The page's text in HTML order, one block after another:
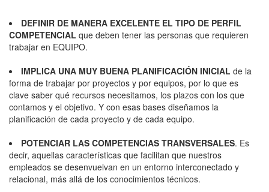
DEFINIR DE MANERA EXCELENTE EL TIPO DE PERFIL
COMPETENCIAL que deben tener las personas que requieren
trabajar en EQUIPO.
IMPLICA UNA MUY BUENA PLANIFICACIÓN INICIAL de la
forma de trabajar por proyectos y por equipos, por lo que es
clave saber qué recursos necesitamos, los plazos con los que
contamos y el objetivo. Y con esas bases diseñamos la
planificación de cada proyecto y de cada equipo.
POTENCIAR LAS COMPETENCIAS TRANSVERSALES. Es
decir, aquellas características que facilitan que nuestros
empleados se desenvuelvan en un entorno interconectado y
relacional, más allá de los conocimientos técnicos.